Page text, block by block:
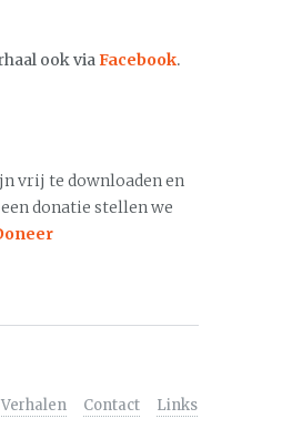
ook viaFacebook.
vrij te downloaden en
donatie stellen we
Verhalen Contact Links